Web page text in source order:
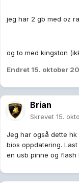
jeg har 2 gb med oz
og to med kingston
Endret 15. oktober
Brian
Skrevet 15.
Jeg har også dette
bios oppdatering.
en usb pinne og flash